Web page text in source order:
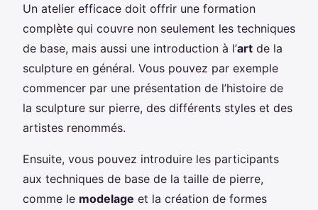
Un atelier efficace doit offrir une formation
complète qui couvre non seulement les techniques
de base, mais aussi une introduction à l’art de la
sculpture en général. Vous pouvez par exemple
commencer par une présentation de l’histoire de
la sculpture sur pierre, des différents styles et des
artistes renommés.
Ensuite, vous pouvez introduire les participants
aux techniques de base de la taille de pierre,
comme le modelage et la création de formes